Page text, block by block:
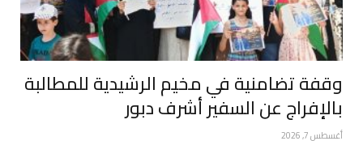
وقفة تضامنية في مخيم الرشيدية للمطالبة
بالإفراج عن السفير أشرف دبور
أغسطس 7, 2026